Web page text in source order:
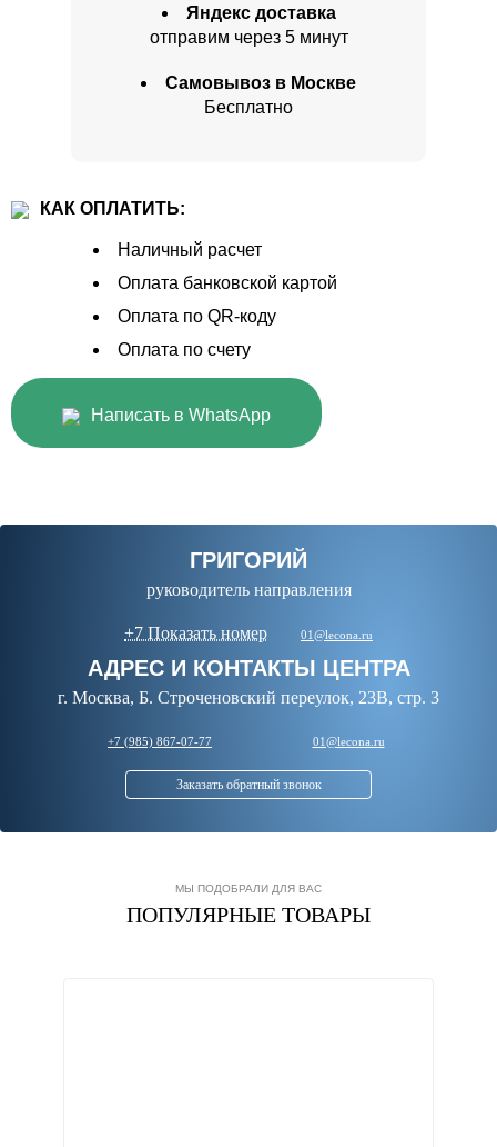
Яндекс доставка
отправим через 5 минут
Самовывоз в Москве
Бесплатно
КАК ОПЛАТИТЬ:
Наличный расчет
Оплата банковской картой
Оплата по QR-коду
Оплата по счету
Написать в WhatsApp
ГРИГОРИЙ
руководитель направления
+7 Показать номер 01@lecona.ru
АДРЕС И КОНТАКТЫ ЦЕНТРА
г. Москва, Б. Строченовский переулок, 23В, стр. 3
+7 (985) 867-07-77 01@lecona.ru
Заказать обратный звонок
МЫ ПОДОБРАЛИ ДЛЯ ВАС
ПОПУЛЯРНЫЕ ТОВАРЫ